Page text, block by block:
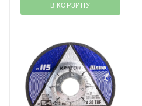
В КОРЗИНУ